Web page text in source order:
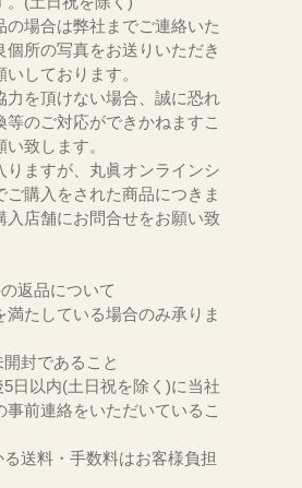
の場合は弊社までご連絡いた
個所の写真をお送りいただき
いしております。
力を頂けない場合、誠に恐れ
等のご対応ができかねますこ
致します。
ますが、丸眞オンラインシ
ご購入をされた商品につきま
入店舗にお問合せをお願い致
返品について
満たしている場合のみ承りま
封であること
5日以内(土日祝を除く)に当社
事前連絡をいただいているこ
送料・手数料はお客様負担